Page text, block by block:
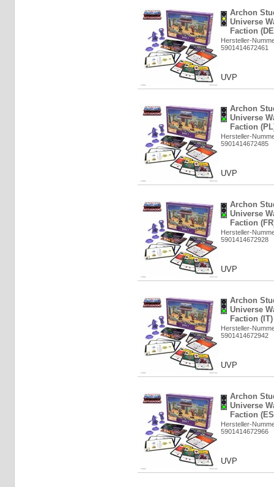
Archon
Universe
Faction
Hersteller-
5901414672461
UVP
Archon
Universe
Faction
Hersteller-
5901414672485
UVP
Archon
Universe
Faction
Hersteller-
5901414672928
UVP
Archon
Universe
Faction
Hersteller-
5901414672942
UVP
Archon
Universe
Faction
Hersteller-
5901414672966
UVP